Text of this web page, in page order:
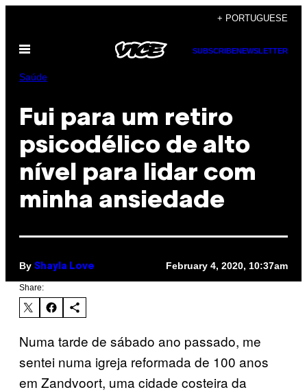
content
+ PORTUGUESE
Open
SUBSCRIBENEWSLETTER
Saúde
Fui para um retiro
psicodélico de alto
nível para lidar com
minha ansiedade
By Shayla Love February 4, 2020, 10:37am
Share:
Numa tarde de sábado ano passado, me
sentei numa igreja reformada de 100 anos
em Zandvoort, uma cidade costeira da